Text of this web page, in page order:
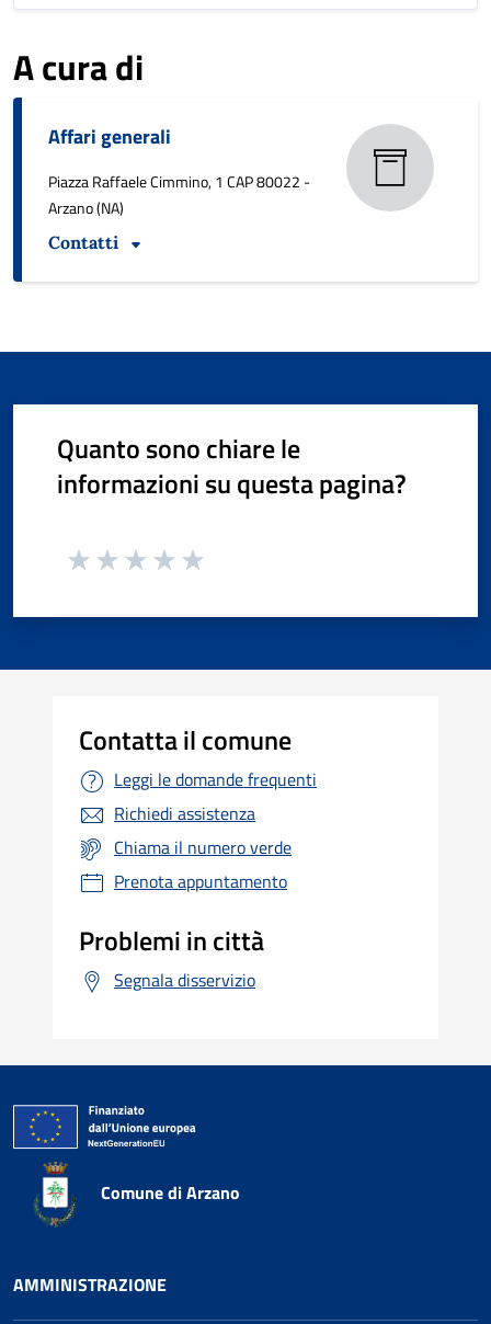
A cura di
Affari generali
Piazza Raffaele Cimmino, 1 CAP 80022 -
Arzano (NA)
Contatti
Quanto sono chiare le
informazioni su questa pagina?
Contatta il comune
Leggi le domande frequenti
Richiedi assistenza
Chiama il numero verde
Prenota appuntamento
Problemi in città
Segnala disservizio
Comune di Arzano
AMMINISTRAZIONE